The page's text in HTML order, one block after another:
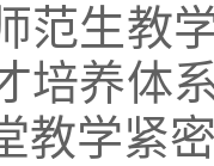
范生教
培养体
教学紧